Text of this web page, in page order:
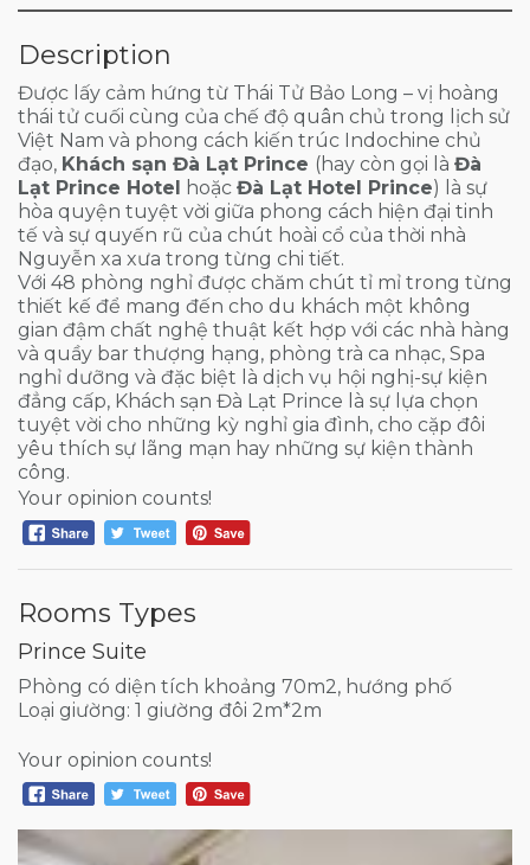
Description
Được lấy cảm hứng từ Thái Tử Bảo Long – vị hoàng
thái tử cuối cùng của chế độ quân chủ trong lịch sử
Việt Nam và phong cách kiến trúc Indochine chủ
đạo, Khách sạn Đà Lạt Prince (hay còn gọi là Đà
Lạt Prince Hotel hoặc Đà Lạt Hotel Prince) là sự
hòa quyện tuyệt vời giữa phong cách hiện đại tinh
tế và sự quyến rũ của chút hoài cổ của thời nhà
Nguyễn xa xưa trong từng chi tiết.
Với 48 phòng nghỉ được chăm chút tỉ mỉ trong từng
thiết kế để mang đến cho du khách một không
gian đậm chất nghệ thuật kết hợp với các nhà hàng
và quầy bar thượng hạng, phòng trà ca nhạc, Spa
nghỉ dưỡng và đặc biệt là dịch vụ hội nghị-sự kiện
đẳng cấp, Khách sạn Đà Lạt Prince là sự lựa chọn
tuyệt vời cho những kỳ nghỉ gia đình, cho cặp đôi
yêu thích sự lãng mạn hay những sự kiện thành
công.
Your opinion counts!
Rooms Types
Prince Suite
Phòng có diện tích khoảng 70m2, hướng phố
Loại giường: 1 giường đôi 2m*2m
Your opinion counts!